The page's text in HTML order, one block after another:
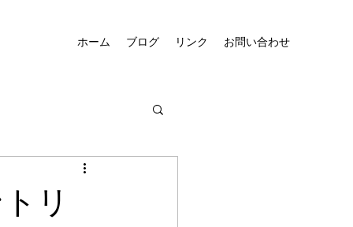
ホーム ブログ リンク お問い合わせ
リ